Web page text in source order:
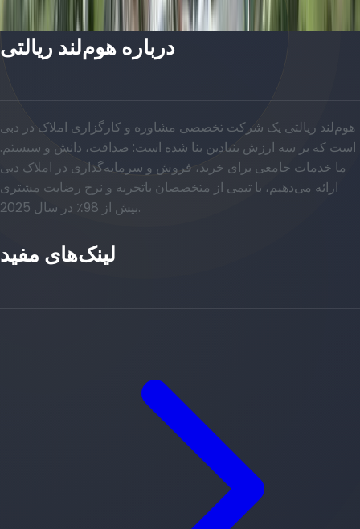
درباره هوم‌لند ریالتی
هوم‌لند ریالتی یک شرکت تخصصی مشاوره و کارگزاری املاک در دبی
است که بر سه ارزش بنیادین بنا شده است: صداقت، دانش و سیستم.
ما خدمات جامعی برای خرید، فروش و سرمایه‌گذاری در املاک دبی
ارائه می‌دهیم، با تیمی از متخصصان باتجربه و نرخ رضایت مشتری
بیش از 98٪ در سال 2025.
لینک‌های مفید